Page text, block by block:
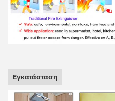
Εγκατάσταση